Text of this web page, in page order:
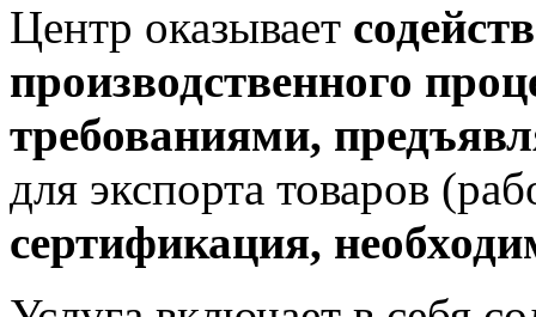
Центр оказывает
производственного
требованиями,
для экспорта товаров
сертификация,